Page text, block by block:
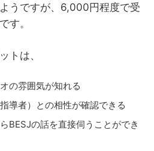
うですが、6,000円程度で受
す。
トは、
の雰囲気が知れる
導者）との相性が確認できる
BESJの話を直接伺うことができ